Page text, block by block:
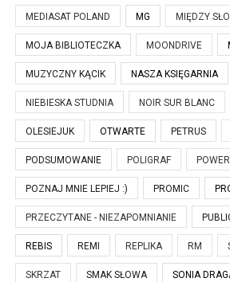
MEDIASAT POLAND MG MIĘDZY
MOJA BIBLIOTECZKA MOONDRIVE
MUZYCZNY KĄCIK NASZA KSIĘGARNIA
NIEBIESKA STUDNIA NOIR SUR BLANC
OLESIEJUK OTWARTE PETRUS
PODSUMOWANIE POLIGRAF
POZNAJ MNIE LEPIEJ :) PROMIC
PRZECZYTANE - NIEZAPOMNIANIE
REBIS REMI REPLIKA RM
SKRZAT SMAK SŁOWA SONIA